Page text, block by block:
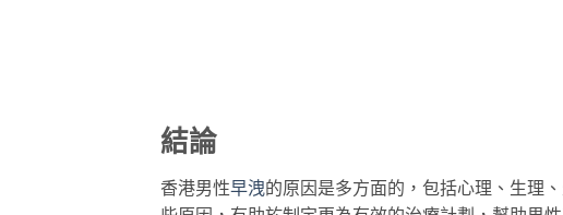
結論
香港男性早洩的原因是多方面的，包括心理、生理